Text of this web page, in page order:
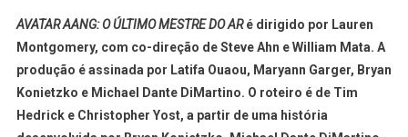
AVATAR AANG: O ÚLTIMO MESTRE DO AR é dirigido por Lauren
Montgomery, com co-direção de Steve Ahn e William Mata. A
produção é assinada por Latifa Ouaou, Maryann Garger, Bryan
Konietzko e Michael Dante DiMartino. O roteiro é de Tim
Hedrick e Christopher Yost, a partir de uma história